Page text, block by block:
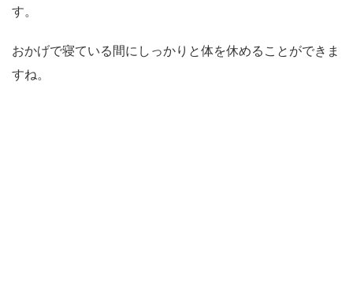
す。
おかげで寝ている間にしっかりと体を休めることができま
すね。